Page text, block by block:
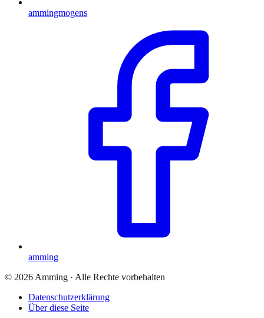
ammingmogens
amming
© 2026 Amming · Alle Rechte vorbehalten
Datenschutzerklärung
Über diese Seite